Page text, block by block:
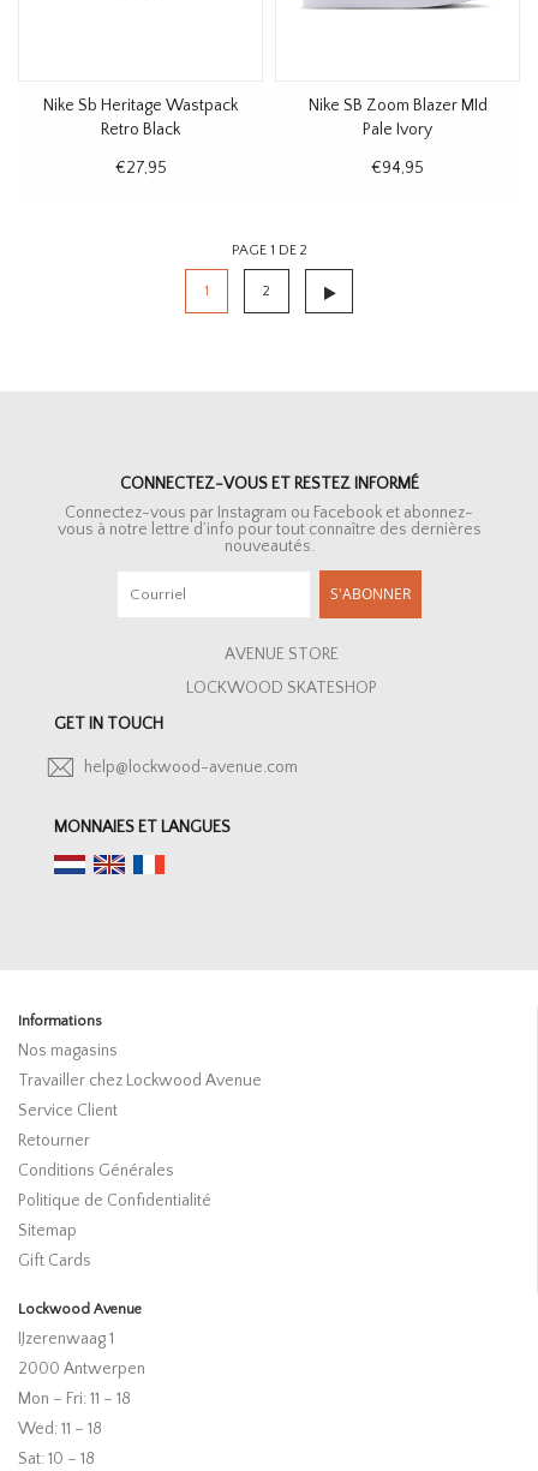
Nike Sb Heritage Wastpack
Retro Black
€27,95
Nike SB Zoom Blazer MId
Pale Ivory
€94,95
PAGE 1 DE 2
1 2
CONNECTEZ-VOUS ET RESTEZ INFORMÉ
Connectez-vous par Instagram ou Facebook et abonnez-
vous à notre lettre d’info pour tout connaître des dernières
nouveautés.
S'ABONNER
AVENUE STORE
LOCKWOOD SKATESHOP
GET IN TOUCH
help@lockwood-avenue.com
MONNAIES ET LANGUES
Informations
Nos magasins
Travailler chez Lockwood Avenue
Service Client
Retourner
Conditions Générales
Politique de Confidentialité
Sitemap
Gift Cards
Lockwood Avenue
IJzerenwaag 1
2000 Antwerpen
Mon – Fri: 11 – 18
Wed: 11 – 18
Sat: 10 – 18